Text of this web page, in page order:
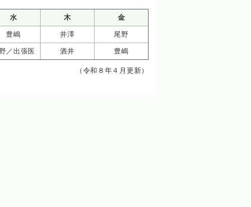
水 木 金
豊嶋 井澤 尾野
／出張医 酒井 豊嶋
（令和８年４月更新）